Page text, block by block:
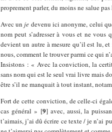
proprement parler, du moins ne salue
Avec un je devenu ici anonyme, celui
nom peut s’adresser à vous et ne
devient un autre à mesure qu’il est lu,
nous, comment le trouver parmi ce qui
Insistons : « Avec la conviction, la
sans nom qui est le seul vrai livre mais
être s’il ne manquait à tout instant,
Fort de cette conviction, de celle-ci
cas général » [9] avec, aussi, la
t’aimais, j’ai dû écrire ce texte / je n’ai